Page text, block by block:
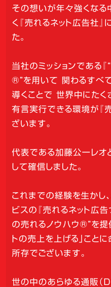
その想いが年々強くなる
く『売れるネット広告社
た。
当社のミッションである
®”を用いて 関わるすべ
導くことで 世界中にたく
有言実行できる環境が『
ざいます。
代表である加藤公一レオ
して確信しました。
これまでの経験を生かし
ビスの『売れるネット広
の売れるノウハウ®”を提
トの売上を上げる」こと
所存でございます。
世の中のあらゆる通販（